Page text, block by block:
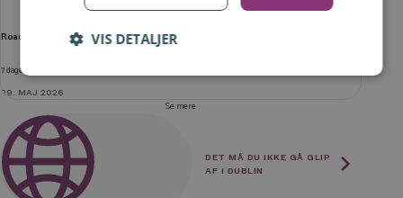
Roadtrip i Irland - Connemara
7 dage med lejebil inkl. fly
29. MAJ 2026
Se mere
DET MÅ DU IKKE GÅ GLIP
AF I DUBLIN
Log ind for at gemme hvad der inspirerer dig
VIS DETALJER